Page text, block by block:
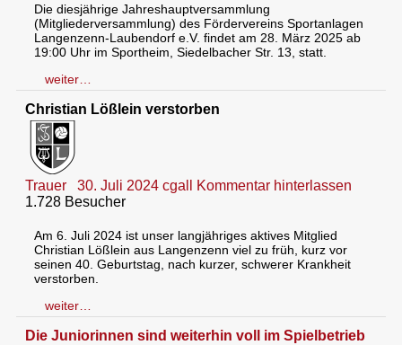
Die diesjährige Jahreshauptversammlung
(Mitgliederversammlung) des Fördervereins Sportanlagen
Langenzenn-Laubendorf e.V. findet am 28. März 2025 ab
19:00 Uhr im Sportheim, Siedelbacher Str. 13, statt.
weiter…
Christian Lößlein verstorben
Trauer 30. Juli 2024 cgall
Kommentar hinterlassen
1.728 Besucher
Am 6. Juli 2024 ist unser langjähriges aktives Mitglied
Christian Lößlein aus Langenzenn viel zu früh, kurz vor
seinen 40. Geburtstag, nach kurzer, schwerer Krankheit
verstorben.
weiter…
Die Juniorinnen sind weiterhin voll im Spielbetrieb